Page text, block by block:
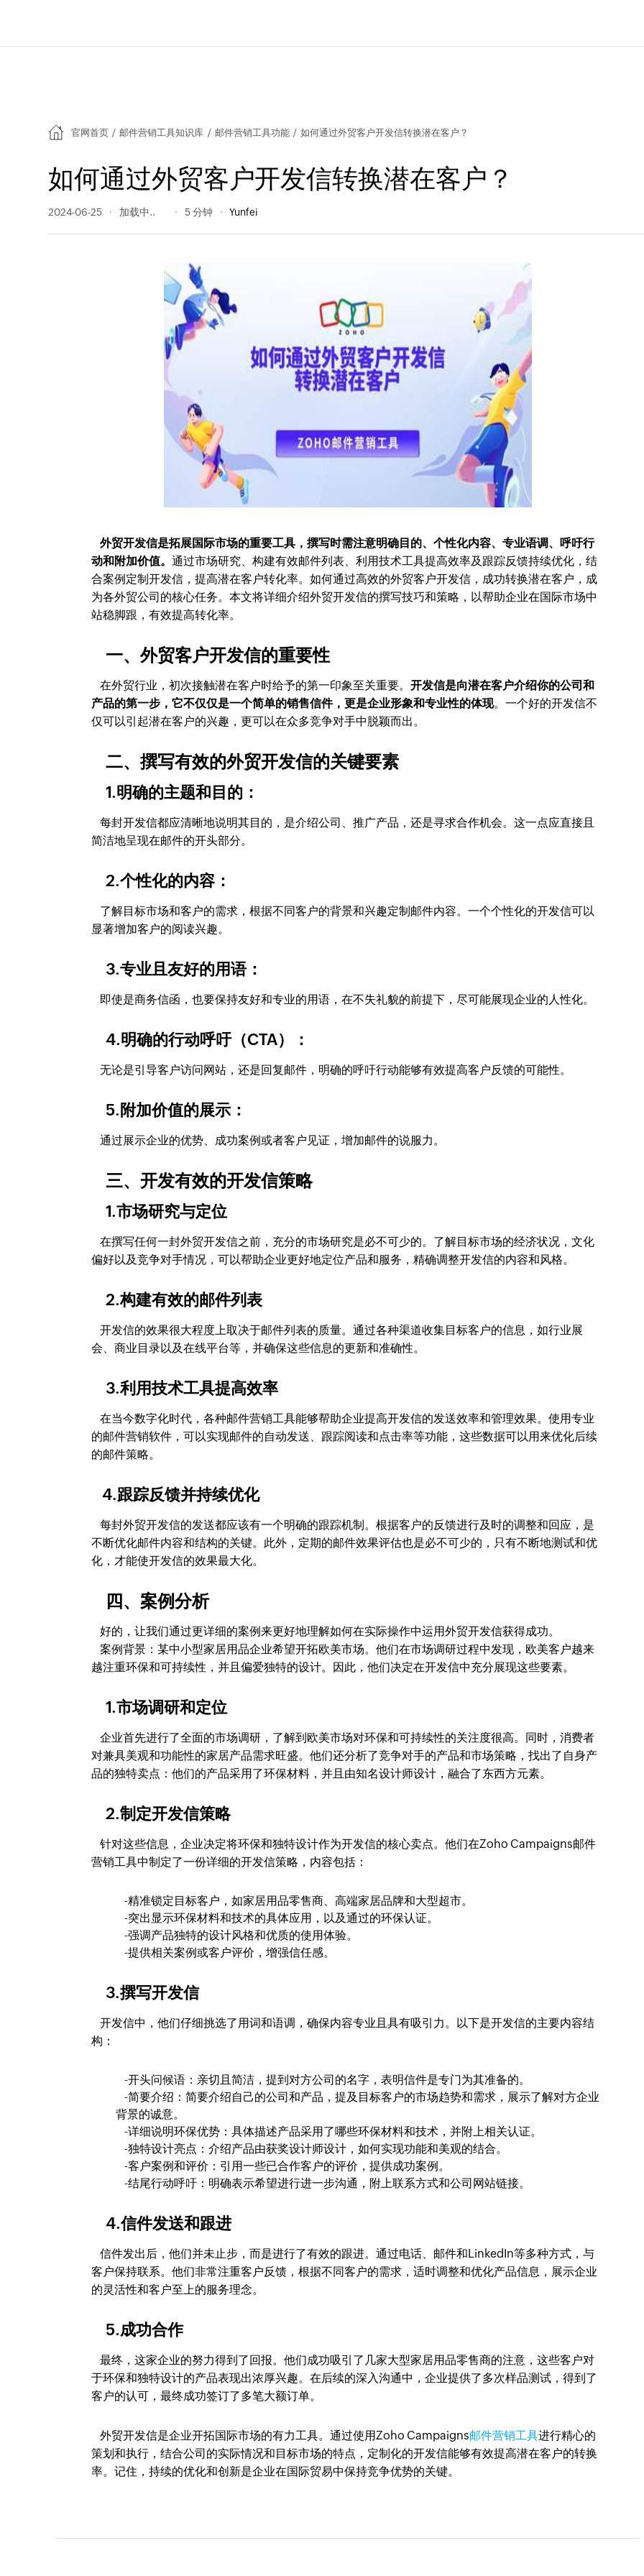
官网首页 / 邮件营销工具知识库 / 邮件营销工具功能 / 如何通过外贸客户开发信转换潜在客户？
如何通过外贸客户开发信转换潜在客户？
2024-06-25 215 阅读量 5 分钟 Yunfei
外贸开发信是拓展国际市场的重要工具，撰写时需注意明确目的、个性化内容、专业语调、呼吁行
动和附加价值。通过市场研究、构建有效邮件列表、利用技术工具提高效率及跟踪反馈持续优化，结
合案例定制开发信，提高潜在客户转化率。如何通过高效的外贸客户开发信，成功转换潜在客户，成
为各外贸公司的核心任务。本文将详细介绍外贸开发信的撰写技巧和策略，以帮助企业在国际市场中
站稳脚跟，有效提高转化率。
一、外贸客户开发信的重要性
在外贸行业，初次接触潜在客户时给予的第一印象至关重要。开发信是向潜在客户介绍你的公司和
产品的第一步，它不仅仅是一个简单的销售信件，更是企业形象和专业性的体现。一个好的开发信不
仅可以引起潜在客户的兴趣，更可以在众多竞争对手中脱颖而出。
二、撰写有效的外贸开发信的关键要素
1.明确的主题和目的：
每封开发信都应清晰地说明其目的，是介绍公司、推广产品，还是寻求合作机会。这一点应直接且
简洁地呈现在邮件的开头部分。
2.个性化的内容：
了解目标市场和客户的需求，根据不同客户的背景和兴趣定制邮件内容。一个个性化的开发信可以
显著增加客户的阅读兴趣。
3.专业且友好的用语：
即使是商务信函，也要保持友好和专业的用语，在不失礼貌的前提下，尽可能展现企业的人性化。
4.明确的行动呼吁（CTA）：
无论是引导客户访问网站，还是回复邮件，明确的呼吁行动能够有效提高客户反馈的可能性。
5.附加价值的展示：
通过展示企业的优势、成功案例或者客户见证，增加邮件的说服力。
三、开发有效的开发信策略
1.市场研究与定位
在撰写任何一封外贸开发信之前，充分的市场研究是必不可少的。了解目标市场的经济状况，文化
偏好以及竞争对手情况，可以帮助企业更好地定位产品和服务，精确调整开发信的内容和风格。
2.构建有效的邮件列表
开发信的效果很大程度上取决于邮件列表的质量。通过各种渠道收集目标客户的信息，如行业展
会、商业目录以及在线平台等，并确保这些信息的更新和准确性。
3.利用技术工具提高效率
在当今数字化时代，各种邮件营销工具能够帮助企业提高开发信的发送效率和管理效果。使用专业
的邮件营销软件，可以实现邮件的自动发送、跟踪阅读和点击率等功能，这些数据可以用来优化后续
的邮件策略。
4.跟踪反馈并持续优化
每封外贸开发信的发送都应该有一个明确的跟踪机制。根据客户的反馈进行及时的调整和回应，是
不断优化邮件内容和结构的关键。此外，定期的邮件效果评估也是必不可少的，只有不断地测试和优
化，才能使开发信的效果最大化。
四、案例分析
好的，让我们通过更详细的案例来更好地理解如何在实际操作中运用外贸开发信获得成功。
案例背景：某中小型家居用品企业希望开拓欧美市场。他们在市场调研过程中发现，欧美客户越来
越注重环保和可持续性，并且偏爱独特的设计。因此，他们决定在开发信中充分展现这些要素。
1.市场调研和定位
企业首先进行了全面的市场调研，了解到欧美市场对环保和可持续性的关注度很高。同时，消费者
对兼具美观和功能性的家居产品需求旺盛。他们还分析了竞争对手的产品和市场策略，找出了自身产
品的独特卖点：他们的产品采用了环保材料，并且由知名设计师设计，融合了东西方元素。
2.制定开发信策略
针对这些信息，企业决定将环保和独特设计作为开发信的核心卖点。他们在Zoho Campaigns邮件
营销工具中制定了一份详细的开发信策略，内容包括：
-精准锁定目标客户，如家居用品零售商、高端家居品牌和大型超市。
-突出显示环保材料和技术的具体应用，以及通过的环保认证。
-强调产品独特的设计风格和优质的使用体验。
-提供相关案例或客户评价，增强信任感。
3.撰写开发信
开发信中，他们仔细挑选了用词和语调，确保内容专业且具有吸引力。以下是开发信的主要内容结
构：
-开头问候语：亲切且简洁，提到对方公司的名字，表明信件是专门为其准备的。
-简要介绍：简要介绍自己的公司和产品，提及目标客户的市场趋势和需求，展示了解对方企业
背景的诚意。
-详细说明环保优势：具体描述产品采用了哪些环保材料和技术，并附上相关认证。
-独特设计亮点：介绍产品由获奖设计师设计，如何实现功能和美观的结合。
-客户案例和评价：引用一些已合作客户的评价，提供成功案例。
-结尾行动呼吁：明确表示希望进行进一步沟通，附上联系方式和公司网站链接。
4.信件发送和跟进
信件发出后，他们并未止步，而是进行了有效的跟进。通过电话、邮件和LinkedIn等多种方式，与
客户保持联系。他们非常注重客户反馈，根据不同客户的需求，适时调整和优化产品信息，展示企业
的灵活性和客户至上的服务理念。
5.成功合作
最终，这家企业的努力得到了回报。他们成功吸引了几家大型家居用品零售商的注意，这些客户对
于环保和独特设计的产品表现出浓厚兴趣。在后续的深入沟通中，企业提供了多次样品测试，得到了
客户的认可，最终成功签订了多笔大额订单。
外贸开发信是企业开拓国际市场的有力工具。通过使用Zoho Campaigns邮件营销工具进行精心的
策划和执行，结合公司的实际情况和目标市场的特点，定制化的开发信能够有效提高潜在客户的转换
率。记住，持续的优化和创新是企业在国际贸易中保持竞争优势的关键。